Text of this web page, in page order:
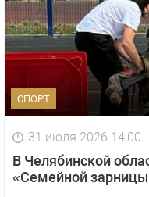
СПОРТ
31 июля 2026 14:00
В Челябинской
«Семейной